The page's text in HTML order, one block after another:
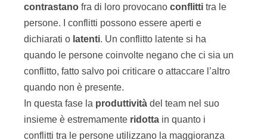
contrastano fra di loro provocano conflitti tra le
persone. I conflitti possono essere aperti e
dichiarati o latenti. Un conflitto latente si ha
quando le persone coinvolte negano che ci sia un
conflitto, fatto salvo poi criticare o attaccare l’altro
quando non è presente.
In questa fase la produttività del team nel suo
insieme è estremamente ridotta in quanto i
conflitti tra le persone utilizzano la maggioranza